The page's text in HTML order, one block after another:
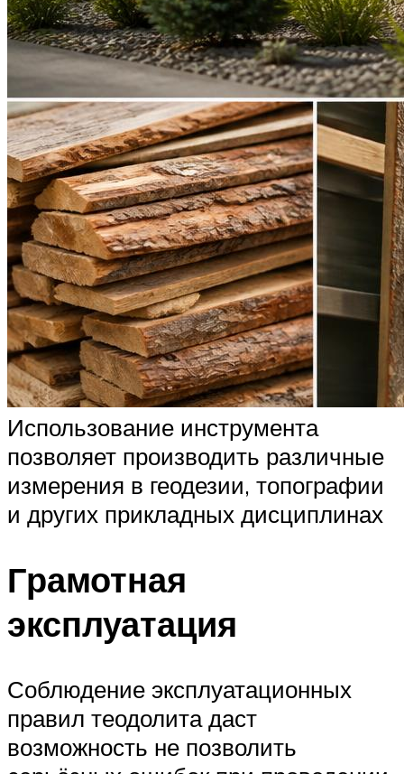
Использование инструмента
позволяет производить различные
измерения в геодезии, топографии
и других прикладных дисциплинах
Грамотная
эксплуатация
Соблюдение эксплуатационных
правил теодолита даст
возможность не позволить